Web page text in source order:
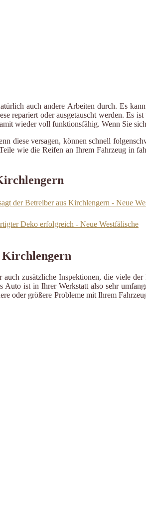
auch andere Arbeiten durch. Es
repariert oder ausgetauscht werden.
wieder voll funktionsfähig. Wenn Sie
diese versagen, können schnell
wie die Reifen an Ihrem Fahrzeug in
der Betreiber aus Kirchlengern - Neue
Deko erfolgreich - Neue Westfälische
Kirchlengern
auch zusätzliche Inspektionen, die viele
ist in Ihrer Werkstatt also sehr
oder größere Probleme mit Ihrem